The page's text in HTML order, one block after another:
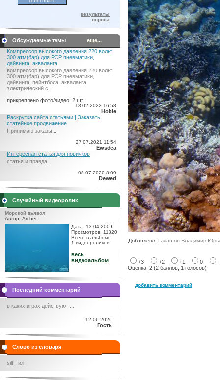
результаты
опроса
Обсуждаемые темы
еще...
Компрессор высокого давления 220 вольт
300 атм(бар) для PCP пневматики,
дайвинга, акваланга
Компрессор высокого давления 220 вольт
300 атм(бар) для PCP пневматики,
дайвинга, пейнтбола, акваланга
электрический c...
прикреплено фото/видео: 2 шт.
18.02.2022 16:58
Hobie
Раскрутка сайта статьями | Заказать
статейное продвижение
Принимаю заказы...
27.07.2021 11:54
Ewsdea
Интересная статья для новичков
статья и правда...
08.07.2020 8:09
Dewed
Случайный видеоролик
Морской дьявол
Автор: Archer
Дата: 13.04.2009
Просмотров: 11320
Всего в альбоме:
1 видеороликов
весь
видеоальбом
Последний комментарий
в каких играх действуют ...
12.06.2026
Гость
Слово из словаря
silt - ил
Добавлено: Галашов Владимир
+3 +2 +1 0
Оценка: 2 (2 баллов, 1 голосов)
добавить комментарий